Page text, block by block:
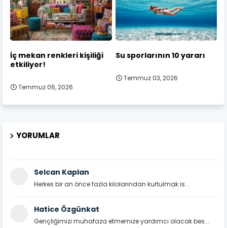
İç mekan renkleri kişiliği
etkiliyor!
Temmuz 06, 2026
Su sporlarının 10 yararı
Temmuz 03, 2026
YORUMLAR
Selcan Kaplan
Herkes bir an önce fazla kilolarından kurtulmak is...
Hatice Özgünkat
Gençliğimizi muhafaza etmemize yardımcı olacak bes...